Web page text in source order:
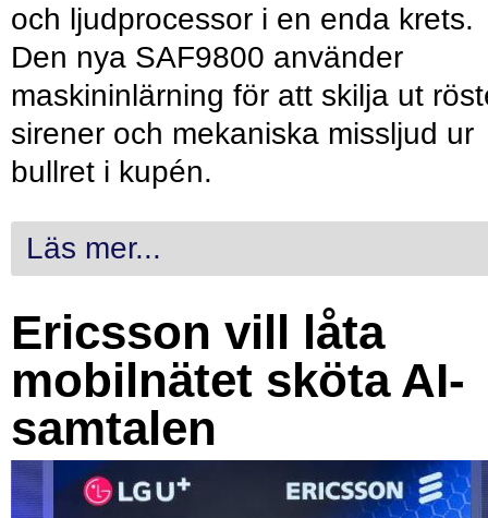
och ljudprocessor i en enda krets.
Den nya SAF9800 använder
maskininlärning för att skilja ut
sirener och mekaniska missljud ur
bullret i kupén.
Läs mer...
Ericsson vill låta
mobilnätet sköta AI-
samtalen